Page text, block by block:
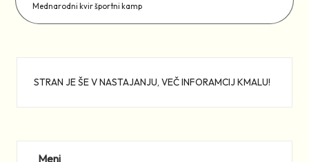
LGBTIQ+
Mednarodni kvir športni kamp
STRAN JE ŠE V NASTAJANJU, VEČ INFORAMCIJ KMALU!
Meni